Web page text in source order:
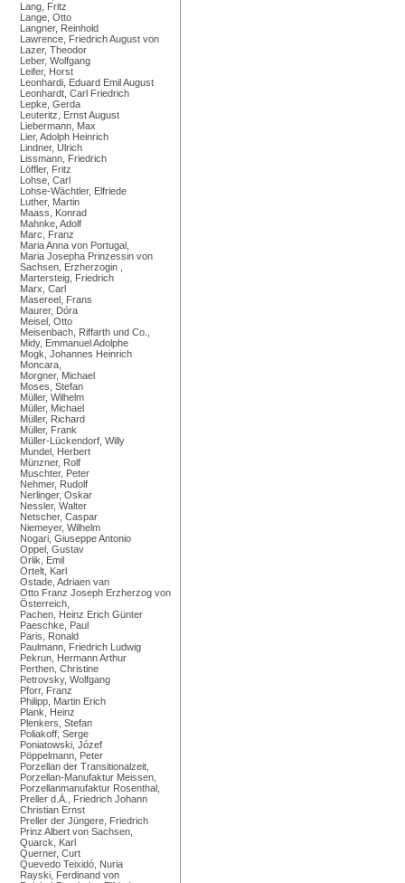
Lang, Fritz
Lange, Otto
Langner, Reinhold
Lawrence, Friedrich August von
Lazer, Theodor
Leber, Wolfgang
Leifer, Horst
Leonhardi, Eduard Emil August
Leonhardt, Carl Friedrich
Lepke, Gerda
Leuteritz, Ernst August
Liebermann, Max
Lier, Adolph Heinrich
Lindner, Ulrich
Lissmann, Friedrich
Löffler, Fritz
Lohse, Carl
Lohse-Wächtler, Elfriede
Luther, Martin
Maass, Konrad
Mahnke, Adolf
Marc, Franz
Maria Anna von Portugal,
Maria Josepha Prinzessin von
Sachsen, Erzherzogin ,
Martersteig, Friedrich
Marx, Carl
Masereel, Frans
Maurer, Dóra
Meisel, Otto
Meisenbach, Riffarth und Co.,
Midy, Emmanuel Adolphe
Mogk, Johannes Heinrich
Moncara,
Morgner, Michael
Moses, Stefan
Müller, Wilhelm
Müller, Michael
Müller, Richard
Müller, Frank
Müller-Lückendorf, Willy
Mundel, Herbert
Münzner, Rolf
Muschter, Peter
Nehmer, Rudolf
Nerlinger, Oskar
Nessler, Walter
Netscher, Caspar
Niemeyer, Wilhelm
Nogari, Giuseppe Antonio
Oppel, Gustav
Orlik, Emil
Ortelt, Karl
Ostade, Adriaen van
Otto Franz Joseph Erzherzog von
Österreich,
Pachen, Heinz Erich Günter
Paeschke, Paul
Paris, Ronald
Paulmann, Friedrich Ludwig
Pekrun, Hermann Arthur
Perthen, Christine
Petrovsky, Wolfgang
Pforr, Franz
Philipp, Martin Erich
Plank, Heinz
Plenkers, Stefan
Poliakoff, Serge
Poniatowski, Józef
Pöppelmann, Peter
Porzellan der Transitionalzeit,
Porzellan-Manufaktur Meissen,
Porzellanmanufaktur Rosenthal,
Preller d.Ä., Friedrich Johann
Christian Ernst
Preller der Jüngere, Friedrich
Prinz Albert von Sachsen,
Quarck, Karl
Querner, Curt
Quevedo Teixidó, Nuria
Rayski, Ferdinand von